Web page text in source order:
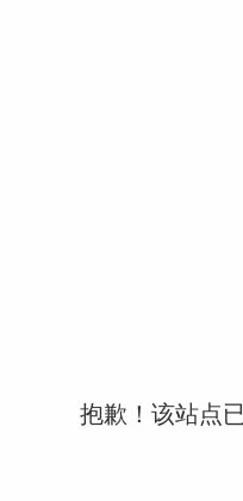
抱歉！该站点